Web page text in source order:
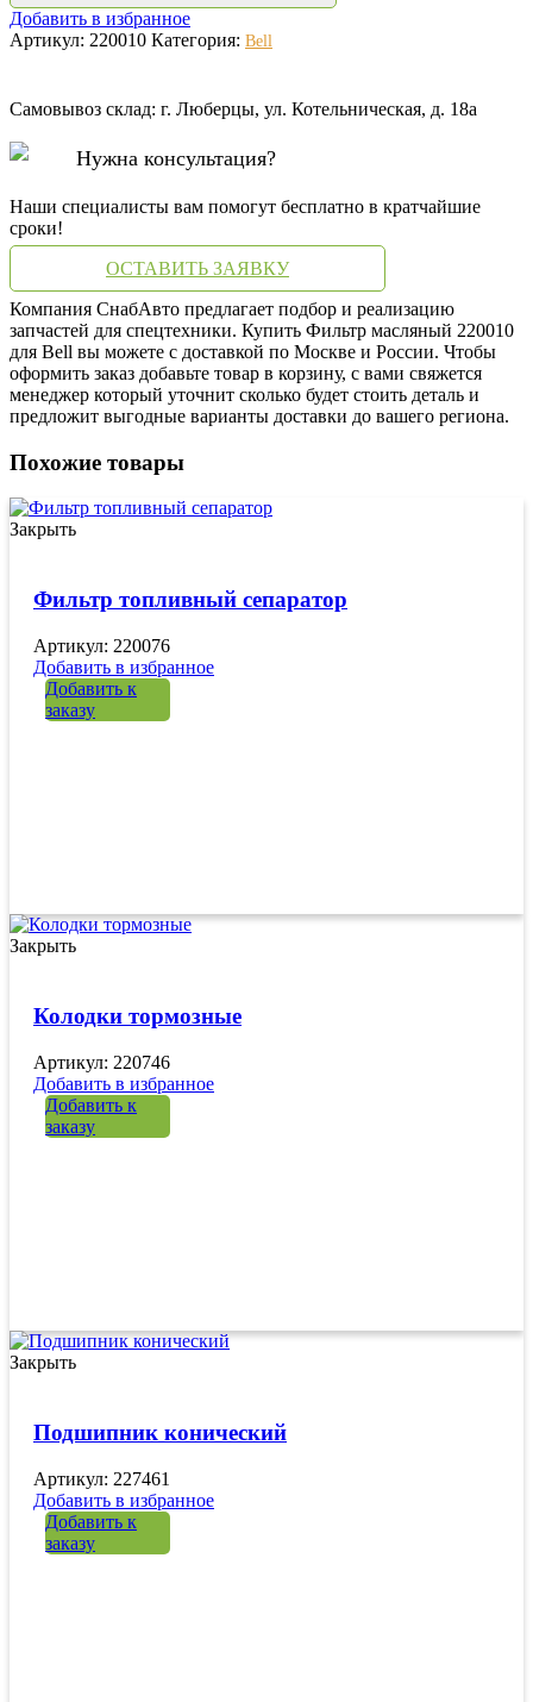
Добавить в избранное
Артикул: 220010 Категория: Bell
Самовывоз склад: г. Люберцы, ул. Котельническая, д. 18а
Нужна консультация?
Наши специалисты вам помогут бесплатно в кратчайшие
сроки!
ОСТАВИТЬ ЗАЯВКУ
Компания СнабАвто предлагает подбор и реализацию
запчастей для спецтехники. Купить Фильтр масляный 220010
для Bell вы можете с доставкой по Москве и России. Чтобы
оформить заказ добавьте товар в корзину, с вами свяжется
менеджер который уточнит сколько будет стоить деталь и
предложит выгодные варианты доставки до вашего региона.
Похожие товары
Закрыть
Фильтр топливный сепаратор
Артикул: 220076
Добавить в избранное
Добавить к
заказу
Закрыть
Колодки тормозные
Артикул: 220746
Добавить в избранное
Добавить к
заказу
Закрыть
Подшипник конический
Артикул: 227461
Добавить в избранное
Добавить к
заказу